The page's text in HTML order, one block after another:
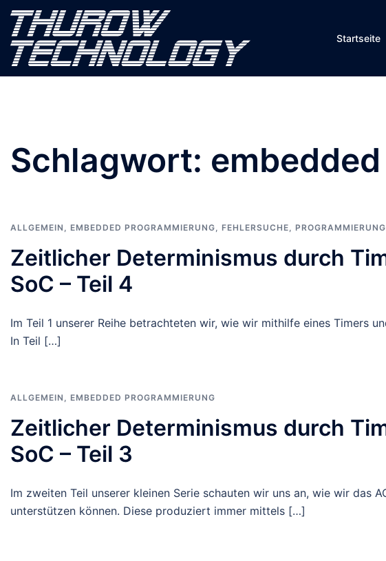
Zum
Inhalt
springen
Startseite
Schlagwort: embedded
ALLGEMEIN EMBEDDED PROGRAMMIERUNG FEHLERSUCHE PROGRAMMIERUNG
Zeitlicher Determinismus durch
SoC – Teil 4
Im Teil 1 unserer Reihe betrachteten wir, wie wir mithilfe eines Timers
In Teil […]
ALLGEMEIN EMBEDDED PROGRAMMIERUNG
Zeitlicher Determinismus durch
SoC – Teil 3
Im zweiten Teil unserer kleinen Serie schauten wir uns an, wie wir das
unterstützen können. Diese produziert immer mittels […]